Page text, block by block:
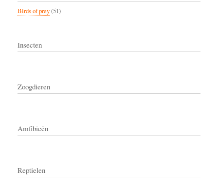
Birds of prey(51)
Insecten
Zoogdieren
Amfibieën
Reptielen